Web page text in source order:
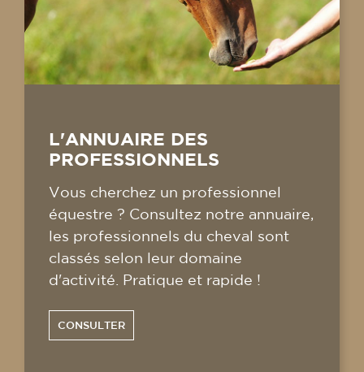
L'ANNUAIRE DES
PROFESSIONNELS
Vous cherchez un professionnel
équestre ? Consultez notre annuaire,
les professionnels du cheval sont
classés selon leur domaine
d'activité. Pratique et rapide !
CONSULTER